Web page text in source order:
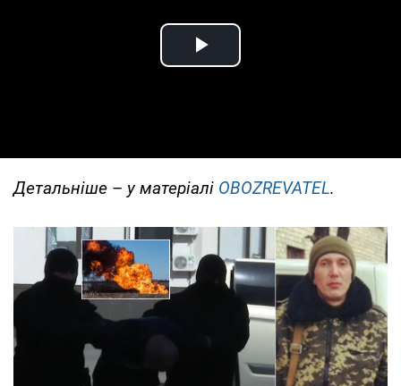
Play Video
Детальніше – у матеріалі OBOZREVATEL.